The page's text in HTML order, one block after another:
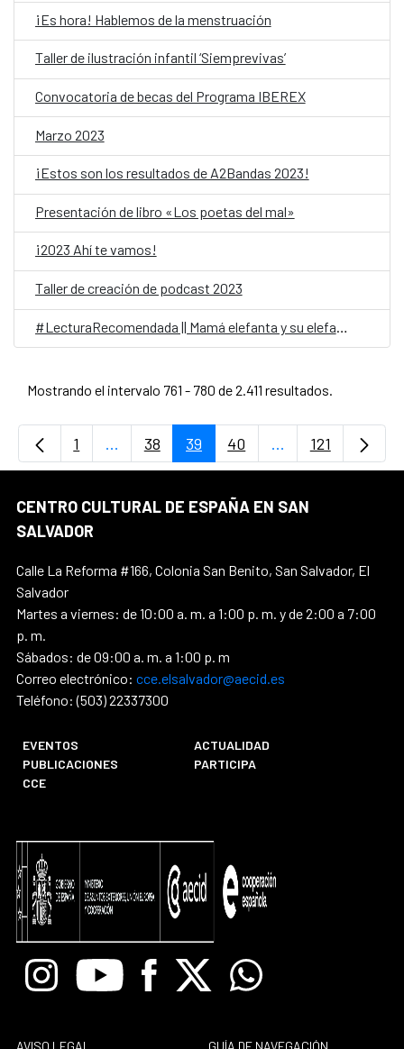
¡Es hora! Hablemos de la menstruación
Taller de ilustración infantil ‘Siemprevivas’
Convocatoria de becas del Programa IBEREX
Marzo 2023
¡Estos son los resultados de A2Bandas 2023!
Presentación de libro «Los poetas del mal»
¡2023 Ahí te vamos!
Taller de creación de podcast 2023
Mostrando el intervalo 761 - 780 de 2.411 resultados.
Página
1 ...Páginas intermedias Use TAB para
Página
38 Página
39 Página
40 ...PáginasPágina
121
CENTRO CULTURAL DE ESPAÑA EN SAN
SALVADOR
Calle La Reforma #166, Colonia San Benito, San Salvador, El
Salvador
Martes a viernes: de 10:00 a. m. a 1:00 p. m. y de 2:00 a 7:00
p. m.
Sábados: de 09:00 a. m. a 1:00 p. m
Correo electrónico: cce.elsalvador@aecid.es
Teléfono: (503) 22337300
EVENTOS
ACTUALIDAD
PUBLICACIONES
PARTICIPA
CCE
InstagramYoutube Facebook
X Whatsapp